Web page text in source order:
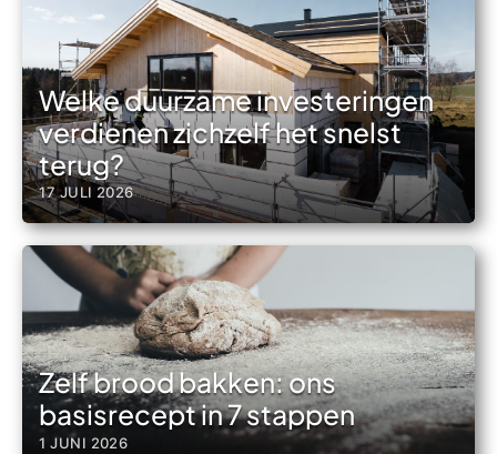
Welke duurzame investeringen
verdienen zichzelf het snelst
terug?
17 JULI 2026
Zelf brood bakken: ons
basisrecept in 7 stappen
1 JUNI 2026